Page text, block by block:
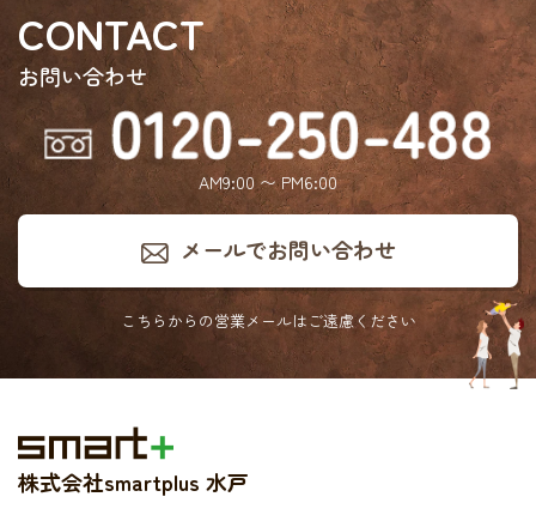
CONTACT
お問い合わせ
AM9:00 〜 PM6:00
メールでお問い合わせ
こちらからの営業メールはご遠慮ください
株式会社smartplus 水戸